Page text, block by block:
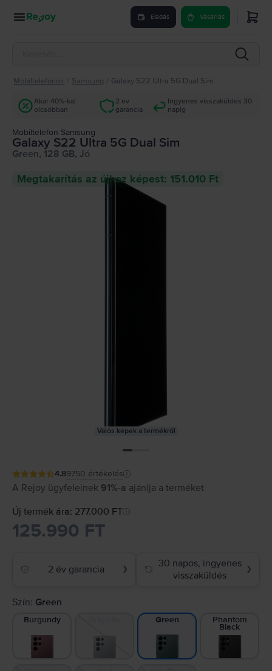
Eladás Vásárlás
Mobiltelefonok Samsung Galaxy S22 Ultra 5G Dual Sim
Akár 40%-kal
olcsóbban
2 év
garancia
Ingyenes visszaküldés 30
napig
Mobiltelefon Samsung
Galaxy S22 Ultra 5G Dual Sim
Green, 128 GB, Jó
Megtakarítás az újhoz képest: 151.010 Ft
Valós képek a termékről
4.89750 értékelés
A Rejoy ügyfeleinek 91%-a ajánlja a terméket
Új termék ára: 277.000 FT
125.990 FT
2 év garancia ❯
30 napos, ingyenes
visszaküldés
❯
Szín: Green
Burgundy Green Phantom
Black